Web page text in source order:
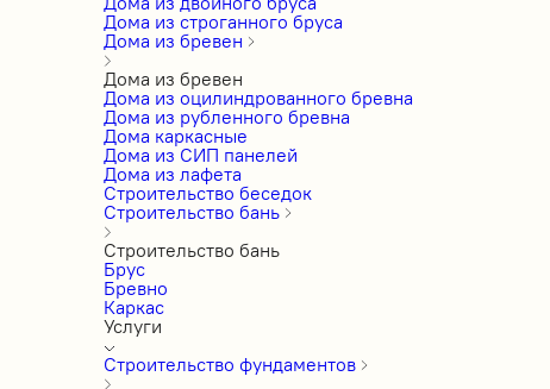
Дома из строганного бруса
Дома из бревен
Дома из бревен
Дома из оцилиндрованного бревна
Дома из рубленного бревна
Дома каркасные
Дома из СИП панелей
Дома из лафета
Строительство беседок
Строительство бань
Строительство бань
Брус
Бревно
Каркас
Услуги
Строительство фундаментов